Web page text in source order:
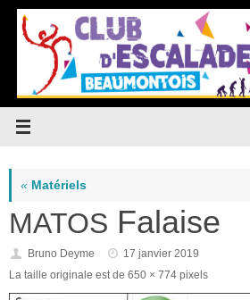
Passer
contenu
« Matériels
MATOS Falaise
Bruno Deyme
17 janvier 2019
La taille originale est de 650 × 774 pixels